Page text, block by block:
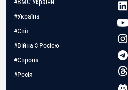
#ВМС України
#Україна
#Світ
#Війна З Росією
#Європа
#Росія